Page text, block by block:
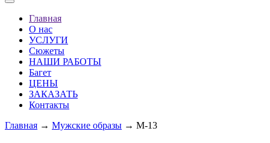
Toggle
navigationГлавная
О нас
УСЛУГИ
Сюжеты
НАШИ РАБОТЫ
Багет
ЦЕНЫ
ЗАКАЗАТЬ
Контакты
Главная → Мужские образы → M-13